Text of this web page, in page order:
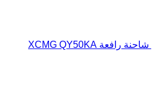
شاحنة رافعة XCMG QY50KA